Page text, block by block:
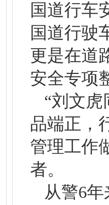
国道行车
国道行驶
更是在道
安全专项
“刘文
品端正，
管理工作
者。
从警6